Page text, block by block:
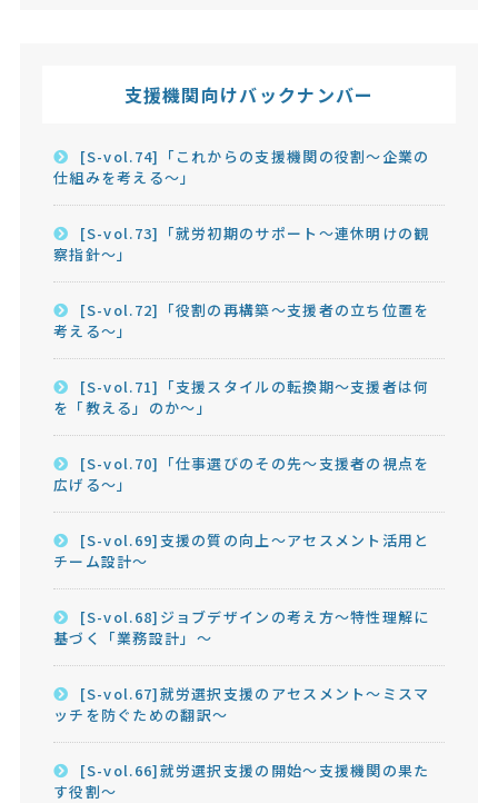
支援機関向けバックナンバー
[S-vol.74]「これからの支援機関の役割～企業の
仕組みを考える～」
[S-vol.73]「就労初期のサポート～連休明けの観
察指針～」
[S-vol.72]「役割の再構築～支援者の立ち位置を
考える～」
[S-vol.71]「支援スタイルの転換期～支援者は何
を「教える」のか～」
[S-vol.70]「仕事選びのその先～支援者の視点を
広げる～」
[S-vol.69]支援の質の向上～アセスメント活用と
チーム設計～
[S-vol.68]ジョブデザインの考え方～特性理解に
基づく「業務設計」～
[S-vol.67]就労選択支援のアセスメント～ミスマ
ッチを防ぐための翻訳～
[S-vol.66]就労選択支援の開始～支援機関の果た
す役割～